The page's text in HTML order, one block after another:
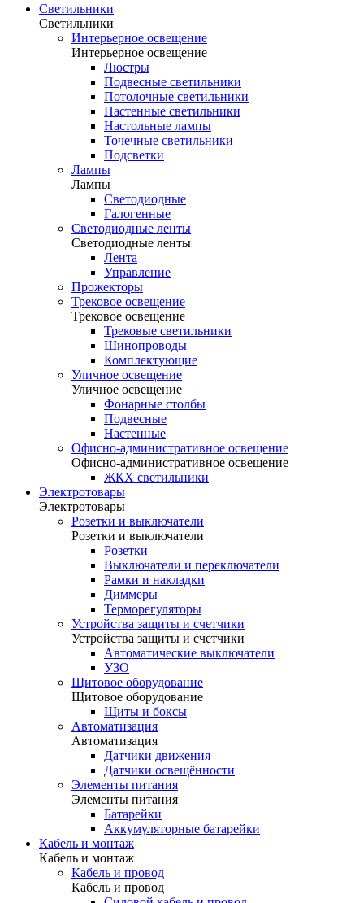
Светильники
Светильники
Интерьерное освещение
Интерьерное освещение
Люстры
Подвесные светильники
Потолочные светильники
Настенные светильники
Настольные лампы
Точечные светильники
Подсветки
Лампы
Лампы
Светодиодные
Галогенные
Светодиодные ленты
Светодиодные ленты
Лента
Управление
Прожекторы
Трековое освещение
Трековое освещение
Трековые светильники
Шинопроводы
Комплектующие
Уличное освещение
Уличное освещение
Фонарные столбы
Подвесные
Настенные
Офисно-административное освещение
Офисно-административное освещение
ЖКХ светильники
Электротовары
Электротовары
Розетки и выключатели
Розетки и выключатели
Розетки
Выключатели и переключатели
Рамки и накладки
Диммеры
Терморегуляторы
Устройства защиты и счетчики
Устройства защиты и счетчики
Автоматические выключатели
УЗО
Щитовое оборудование
Щитовое оборудование
Щиты и боксы
Автоматизация
Автоматизация
Датчики движения
Датчики освещённости
Элементы питания
Элементы питания
Батарейки
Аккумуляторные батарейки
Кабель и монтаж
Кабель и монтаж
Кабель и провод
Кабель и провод